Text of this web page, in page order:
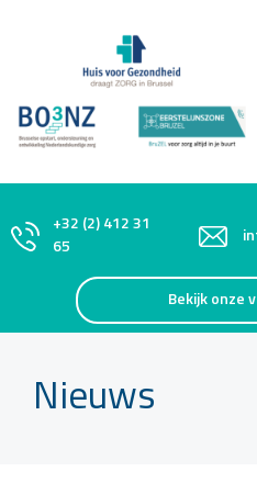
+32 (2) 412 31
65
Bekijk onze
Nieuws